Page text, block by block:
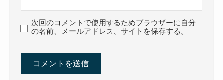
次回のコメントで使用するためブラウザーに自分
の名前、メールアドレス、サイトを保存する。